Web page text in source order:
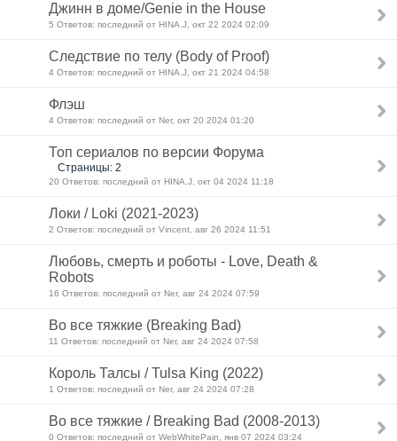
Джинн в доме/Genie in the House
5 Ответов: последний от HINA.J, окт 22 2024 02:09
Следствие по телу (Body of Proof)
4 Ответов: последний от HINA.J, окт 21 2024 04:58
Флэш
4 Ответов: последний от Ner, окт 20 2024 01:20
Топ сериалов по версии Форума
Страницы: 2
20 Ответов: последний от HINA.J, окт 04 2024 11:18
Локи / Loki (2021-2023)
2 Ответов: последний от Vincent, авг 26 2024 11:51
Любовь, смерть и роботы - Love, Death &
Robots
16 Ответов: последний от Ner, авг 24 2024 07:59
Во все тяжкие (Breaking Bad)
11 Ответов: последний от Ner, авг 24 2024 07:58
Король Талсы / Tulsa King (2022)
1 Ответов: последний от Ner, авг 24 2024 07:28
Во все тяжкие / Breaking Bad (2008-2013)
0 Ответов: последний от WebWhitePain, янв 07 2024 03:24